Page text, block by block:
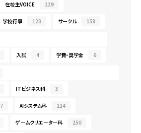
在校生VOICE 229
学校行事 123 サークル 158
入試 4 学費・奨学金 6
ITビジネス科 3
7 AIシステム科 214
ゲームクリエーター科 250